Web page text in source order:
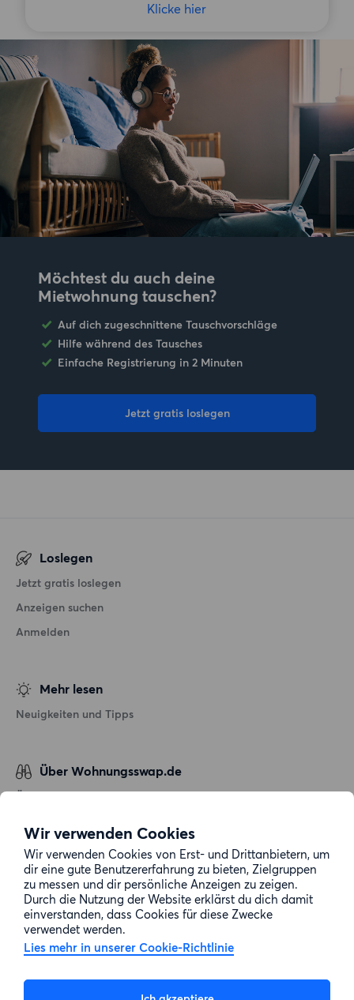
Wir verwenden Cookies
Wir verwenden Cookies von Erst- und Drittanbietern, um
dir eine gute Benutzererfahrung zu bieten, Zielgruppen
zu messen und dir persönliche Anzeigen zu zeigen.
Durch die Nutzung der Website erklärst du dich damit
einverstanden, dass Cookies für diese Zwecke
verwendet werden.
Lies mehr in unserer Cookie-Richtlinie
Klicke hier
Möchtest du auch deine
Mietwohnung tauschen?
Auf dich zugeschnittene Tauschvorschläge
Hilfe während des Tausches
Einfache Registrierung in 2 Minuten
Jetzt gratis loslegen
Loslegen
Jetzt gratis loslegen
Anzeigen suchen
Anmelden
Mehr lesen
Neuigkeiten und Tipps
Über Wohnungsswap.de
Über uns
Datenschutz
Cookie-Richtlinie
Sitemap